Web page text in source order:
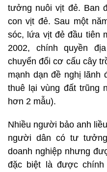
tưởng nuôi vịt đẻ. Ban
con vịt đẻ. Sau một
sóc, lứa vịt đẻ đầu tiên
2002, chính quyền
chuyển đổi cơ cấu cây
mạnh dạn đề nghị lãnh
thuê lại vùng đất trũng
hơn 2 mẫu).
Nhiều người bảo anh
người dân có tư
doanh nghiệp nhưng
đặc biệt là được chính